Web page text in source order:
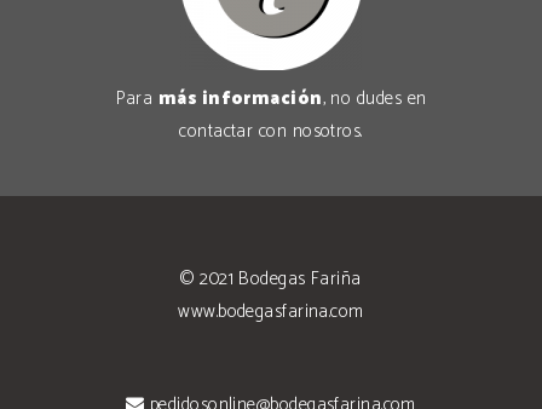
Para más información, no dudes en
contactar con nosotros.
© 2021 Bodegas Fariña
www.bodegasfarina.com